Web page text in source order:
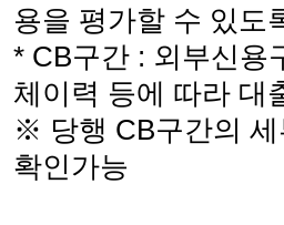
용을 평가할 수 있도
* CB구간 : 외부신용
체이력 등에 따라 대
※ 당행 CB구간의 세
확인가능